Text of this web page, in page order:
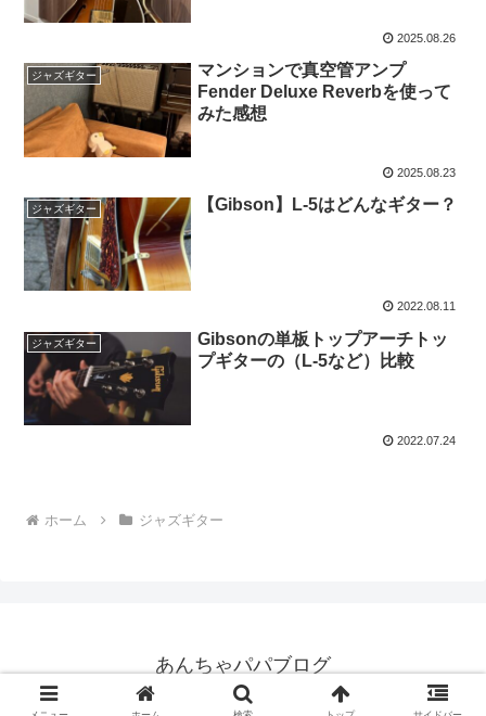
2025.08.26
ジャズギター
マンションで真空管アンプ
Fender Deluxe Reverbを使って
みた感想
2025.08.23
ジャズギター 【Gibson】L-5はどんなギター？
2022.08.11
ジャズギター
Gibsonの単板トップアーチトッ
プギターの（L-5など）比較
2022.07.24
ホーム ジャズギター
あんちゃパパブログ
© 2021 あんちゃパパブログ.